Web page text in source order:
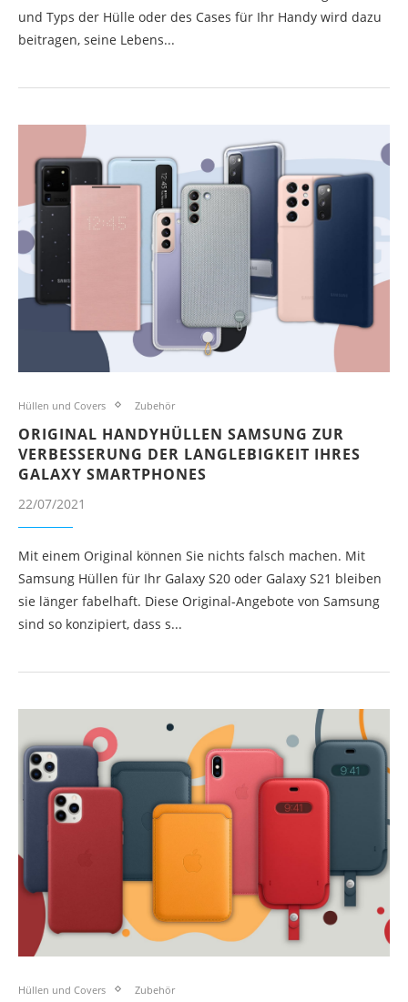
und Typs der Hülle oder des Cases für Ihr Handy wird dazu
beitragen, seine Lebens...
Hüllen und Covers Zubehör
ORIGINAL HANDYHÜLLEN SAMSUNG ZUR
VERBESSERUNG DER LANGLEBIGKEIT IHRES
GALAXY SMARTPHONES
22/07/2021
Mit einem Original können Sie nichts falsch machen. Mit
Samsung Hüllen für Ihr Galaxy S20 oder Galaxy S21 bleiben
sie länger fabelhaft. Diese Original-Angebote von Samsung
sind so konzipiert, dass s...
Hüllen und Covers Zubehör